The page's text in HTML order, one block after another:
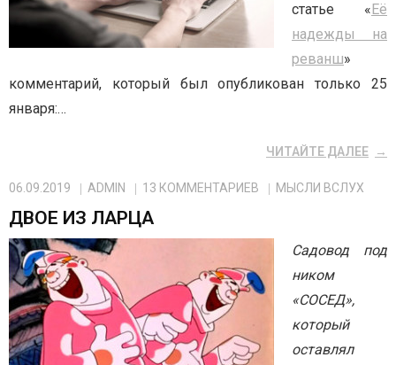
статье «Её
надежды на
реванш»
комментарий, который был опубликован только 25
января:…
ЧИТАЙТЕ ДАЛЕЕ
06.09.2019 ADMIN 13 КОММЕНТАРИЕВ МЫСЛИ ВСЛУХ
ДВОЕ ИЗ ЛАРЦА
Садовод под
ником
«СОСЕД»,
который
оставлял